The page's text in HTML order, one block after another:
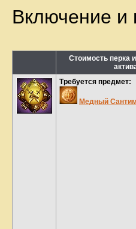
Включение и
Стоимость перка
Требуется предмет:
Медный Сантим